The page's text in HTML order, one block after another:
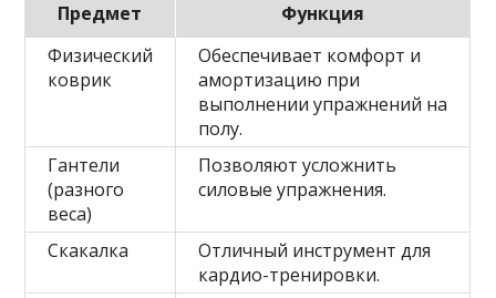
Предмет
Функция
Физический
коврик
Обеспечивает комфорт и
амортизацию при
выполнении упражнений на
полу.
Гантели
(разного
веса)
Позволяют усложнить
силовые упражнения.
Скакалка
Отличный инструмент для
кардио-тренировки.